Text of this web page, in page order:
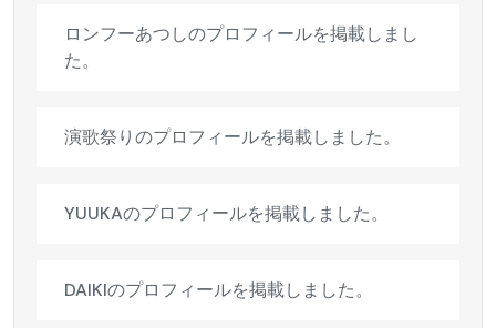
ロンフーあつしのプロフィールを掲載しまし
た。
演歌祭りのプロフィールを掲載しました。
YUUKAのプロフィールを掲載しました。
DAIKIのプロフィールを掲載しました。